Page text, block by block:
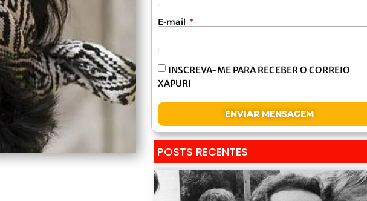
E-mail
INSCREVA-ME PARA RECEBER O CORREIO
XAPURI
ENVIAR MENSAGEM
POSTS RECENTES